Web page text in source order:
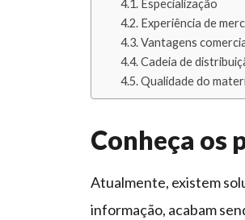
Especialização
Experiência de
Vantagens
Cadeia de
Qualidade do
Conheça os
Atualmente, existem
informação, acabam